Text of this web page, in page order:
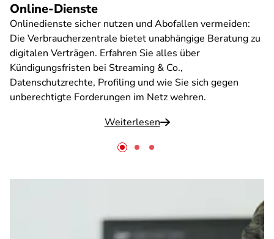
Online-Dienste
Onlinedienste sicher nutzen und Abofallen vermeiden:
Die Verbraucherzentrale bietet unabhängige Beratung zu
digitalen Verträgen. Erfahren Sie alles über
Kündigungsfristen bei Streaming & Co.,
Datenschutzrechte, Profiling und wie Sie sich gegen
unberechtigte Forderungen im Netz wehren.
Weiterlesen